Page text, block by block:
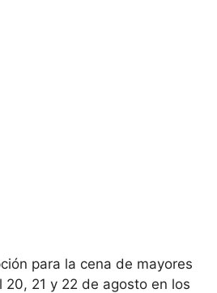
para la cena de mayores
20, 21 y 22 de agosto en los